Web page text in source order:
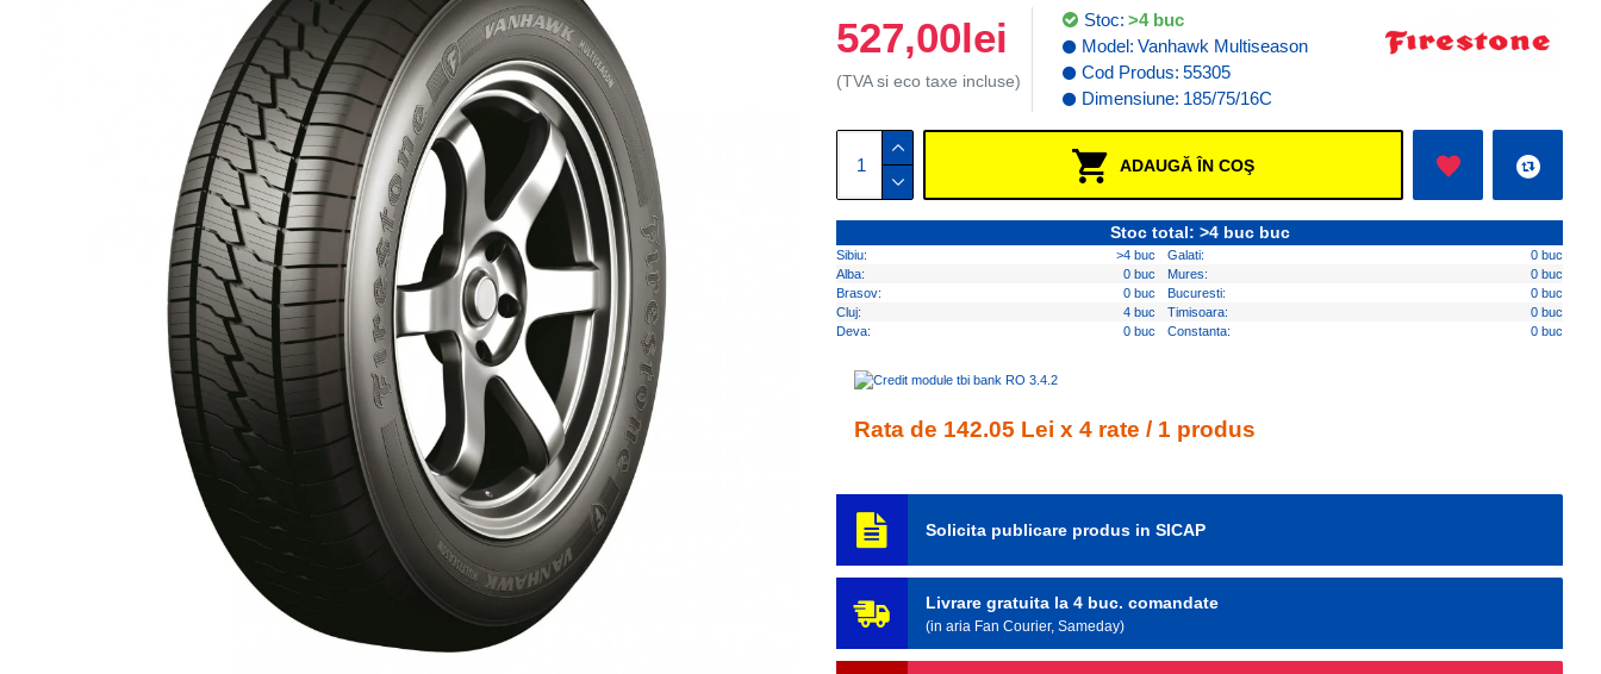
527,00lei
(TVA si eco taxe incluse)
Stoc: >4 buc
Model: Vanhawk Multiseason
Cod Produs: 55305
Dimensiune: 185/75/16C
ADAUGĂ ÎN COŞ
Stoc total: >4 buc buc
Sibiu: >4 buc Galati:
0 buc
Alba:
0 buc Mures:
0 buc
Brasov:
0 buc Bucuresti:
0 buc
Cluj:
4 buc Timisoara:
0 buc
Deva:
0 buc Constanta: 0 buc
Rata de 142.05 Lei x 4 rate / 1 produs
Solicita publicare produs in SICAP
Livrare gratuita la 4 buc. comandate
(in aria Fan Courier, Sameday)